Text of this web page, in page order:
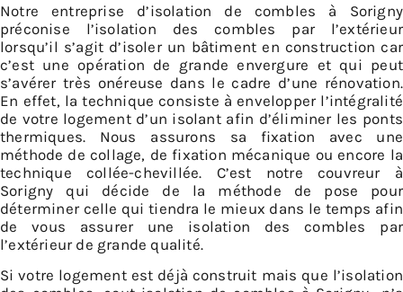
Notre entreprise d’isolation de combles à Sorigny
préconise l’isolation des combles par l’extérieur
lorsqu’il s’agit d’isoler un bâtiment en construction car
c’est une opération de grande envergure et qui peut
s’avérer très onéreuse dans le cadre d’une rénovation.
En effet, la technique consiste à envelopper l’intégralité
de votre logement d’un isolant afin d’éliminer les ponts
thermiques. Nous assurons sa fixation avec une
méthode de collage, de fixation mécanique ou encore la
technique collée-chevillée. C’est notre couvreur à
Sorigny qui décide de la méthode de pose pour
déterminer celle qui tiendra le mieux dans le temps afin
de vous assurer une isolation des combles par
l’extérieur de grande qualité.
Si votre logement est déjà construit mais que l’isolation